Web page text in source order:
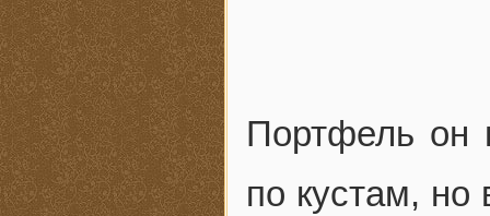
Портфель он
по кустам, но